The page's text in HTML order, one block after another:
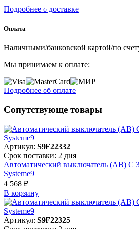
Подробнее о доставке
Оплата
Наличными/банковской картой/по
Мы принимаем к оплате:
Подробнее об оплате
Сопутствующе товары
Артикул: S9F22332
Срок поставки: 2 дня
Автоматический выключатель (АВ) C
Systeme9
4 568 ₽
В корзинy
Артикул: S9F22325